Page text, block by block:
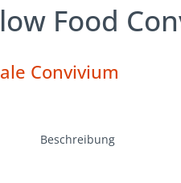
Food
Convivium
Beschreibung